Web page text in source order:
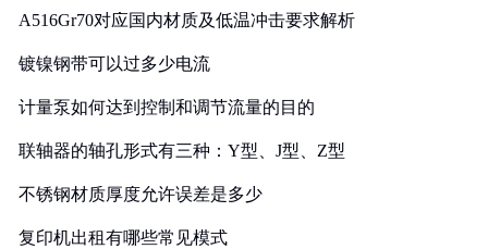
A516Gr70对应国内材质及低温冲击要求解析
镀镍钢带可以过多少电流
计量泵如何达到控制和调节流量的目的
联轴器的轴孔形式有三种：Y型、J型、Z型
不锈钢材质厚度允许误差是多少
复印机出租有哪些常见模式